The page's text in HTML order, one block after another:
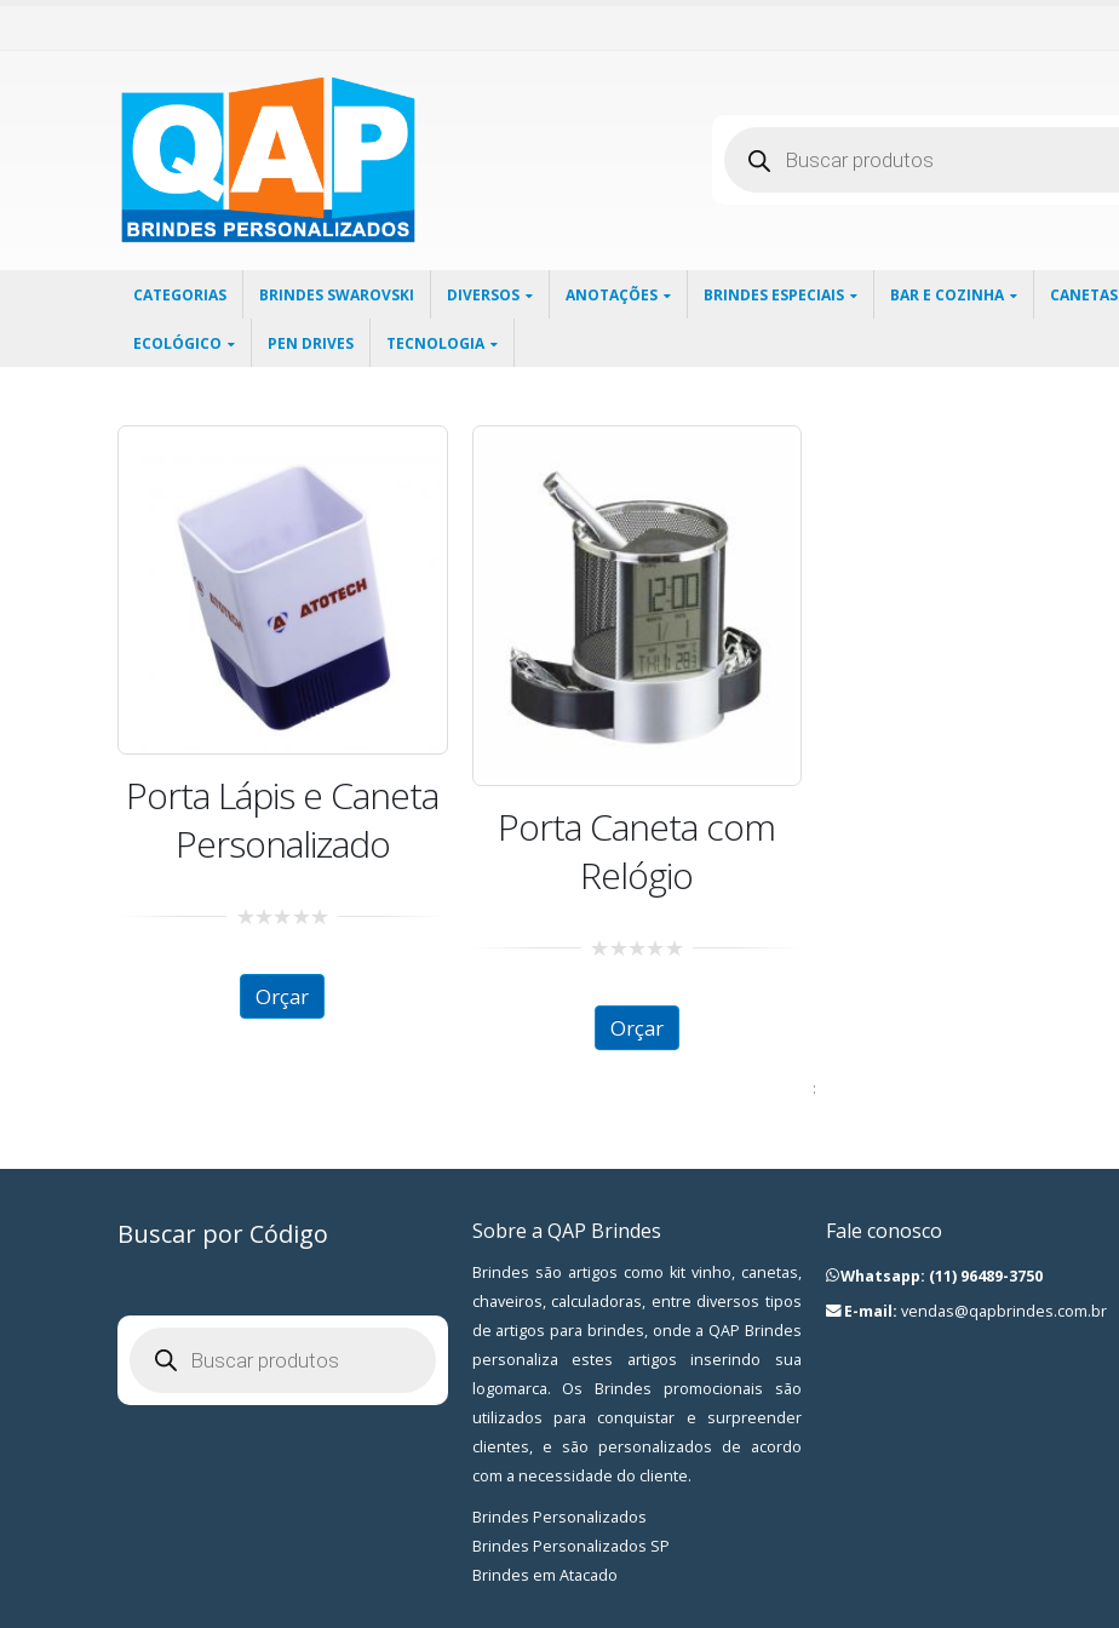
produtos
CATEGORIAS BRINDES SWAROVSKI DIVERSOS ANOTAÇÕES BRINDES ESPECIAIS BAR E COZINHA CANETAS
ECOLÓGICO PEN DRIVES TECNOLOGIA
Porta Lápis e Caneta
Personalizado
of
Orçar
Porta Caneta com
Relógio
of
Orçar
:
Buscar por Código
produtos
Sobre a QAP Brindes
Brindes são artigos como kit vinho, canetas,
chaveiros, calculadoras, entre diversos tipos
de artigos para brindes, onde a QAP Brindes
personaliza estes artigos inserindo sua
logomarca. Os Brindes promocionais são
utilizados para conquistar e surpreender
clientes, e são personalizados de acordo
com a necessidade do cliente.
Brindes Personalizados
Brindes Personalizados SP
Brindes em Atacado
Fale conosco
Whatsapp: (11) 96489-3750
E-mail: vendas@qapbrindes.com.br